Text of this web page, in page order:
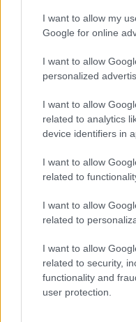
I want to allow my
Google for online
I want to allow
personalized
I want to allow
related to analytics
device identifiers in
I want to allow
related to
I want to allow
related to
I want to allow
related to security,
functionality and
user protection.
"σοβαρότατες
παραγωγικού
Horrific
morning....
EN
November 3,
διαγράφονται